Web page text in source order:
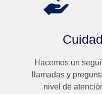
Hacemos un
llamadas y
nivel de